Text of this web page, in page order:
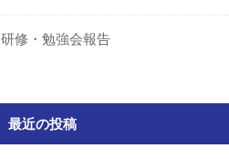
研修・勉強会報告
最近の投稿